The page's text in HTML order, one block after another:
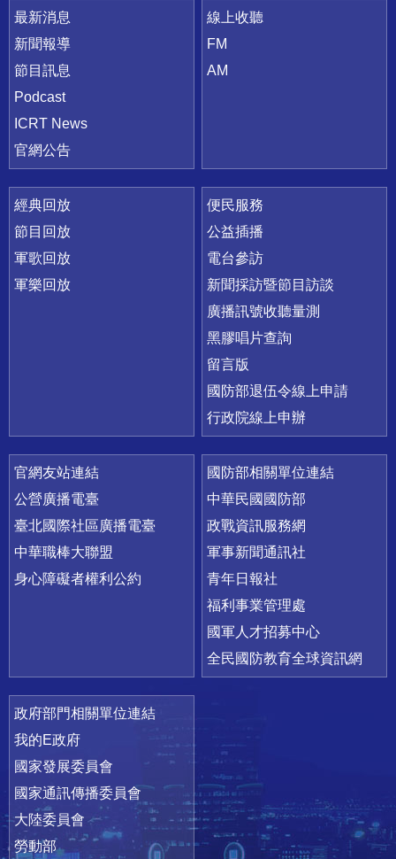
最新消息
新聞報導
節目訊息
Podcast
ICRT News
官網公告
線上收聽
FM
AM
經典回放
節目回放
軍歌回放
軍樂回放
便民服務
公益插播
電台參訪
新聞採訪暨節目訪談
廣播訊號收聽量測
黑膠唱片查詢
留言版
國防部退伍令線上申請
行政院線上申辦
官網友站連結
公營廣播電臺
臺北國際社區廣播電臺
中華職棒大聯盟
身心障礙者權利公約
國防部相關單位連結
中華民國國防部
政戰資訊服務網
軍事新聞通訊社
青年日報社
福利事業管理處
國軍人才招募中心
全民國防教育全球資訊網
政府部門相關單位連結
我的E政府
國家發展委員會
國家通訊傳播委員會
大陸委員會
勞動部